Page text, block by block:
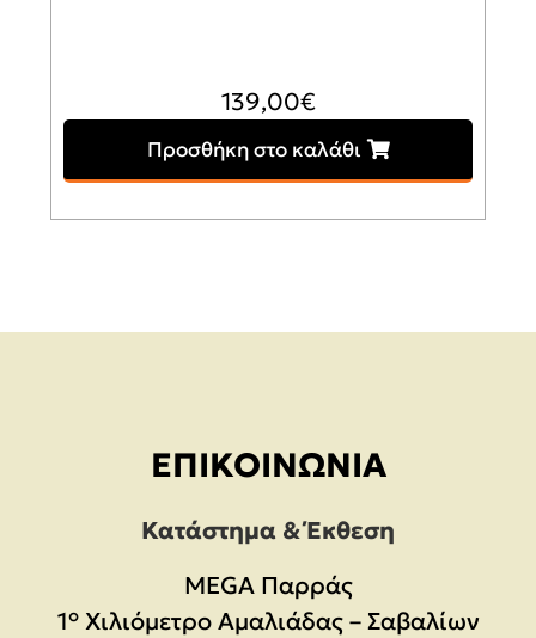
139,00€
Προσθήκη στο καλάθι
ΕΠΙΚΟΙΝΩΝΊΑ
Κατάστημα & Έκθεση
MEGA Παρράς
1° Χιλιόμετρο Αμαλιάδας – Σαβαλίων